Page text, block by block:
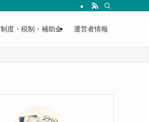
制度・税制・補助金 運営者情報